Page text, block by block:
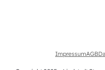
ImpressumAGB